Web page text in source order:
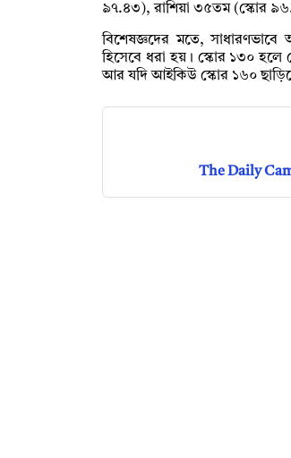
৯৭.৪৩), রাশিয়া ৩৫তম (স্কোর
বিশেষজ্ঞদের মতে,
হিসেবে ধরা হয়। স্কোর ১৩০ হলে
আর যদি আইকিউ স্কোর ১৬০
The Daily